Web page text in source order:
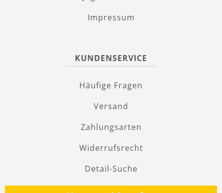
Impressum
KUNDENSERVICE
Häufige Fragen
Versand
Zahlungsarten
Widerrufsrecht
Detail-Suche